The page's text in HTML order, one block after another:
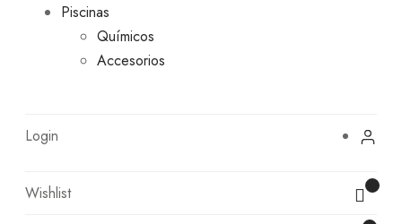
Piscinas
Químicos
Accesorios
Login
Wishlist